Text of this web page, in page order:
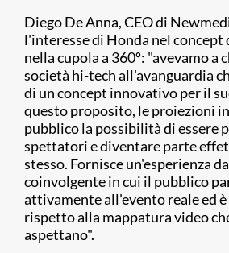
Diego De Anna, CEO di
l'interesse di Honda nel concept
nella cupola a 360º: "avevamo a
società hi-tech all'avanguardia
di un concept innovativo per il
questo proposito, le proiezioni
pubblico la possibilità di essere
spettatori e diventare parte
stesso. Fornisce un'esperienza
coinvolgente in cui il pubblico
attivamente all'evento reale ed è
rispetto alla mappatura video
aspettano".